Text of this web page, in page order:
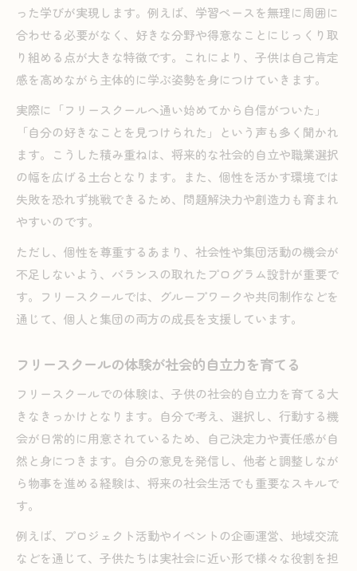
った学びが実現します。例えば、学習ペースを無理に周囲に
合わせる必要がなく、好きな分野や得意なことにじっくり取
り組める点が大きな特徴です。これにより、子供は自己肯定
感を高めながら主体的に学ぶ姿勢を身につけていきます。
実際に「フリースクールへ通い始めてから自信がついた」
「自分の好きなことを見つけられた」という声も多く聞かれ
ます。こうした積み重ねは、将来的な社会的自立や職業選択
の幅を広げる土台となります。また、個性を活かす環境では
失敗を恐れず挑戦できるため、問題解決力や創造力も育まれ
やすいのです。
ただし、個性を尊重するあまり、社会性や集団活動の機会が
不足しないよう、バランスの取れたプログラム設計が重要で
す。フリースクールでは、グループワークや共同制作などを
通じて、個人と集団の両方の成長を支援しています。
フリースクールの体験が社会的自立力を育てる
フリースクールでの体験は、子供の社会的自立力を育てる大
きなきっかけとなります。自分で考え、選択し、行動する機
会が日常的に用意されているため、自己決定力や責任感が自
然と身につきます。自分の意見を発信し、他者と調整しなが
ら物事を進める経験は、将来の社会生活でも重要なスキルで
す。
例えば、プロジェクト活動やイベントの企画運営、地域交流
などを通じて、子供たちは実社会に近い形で様々な役割を担